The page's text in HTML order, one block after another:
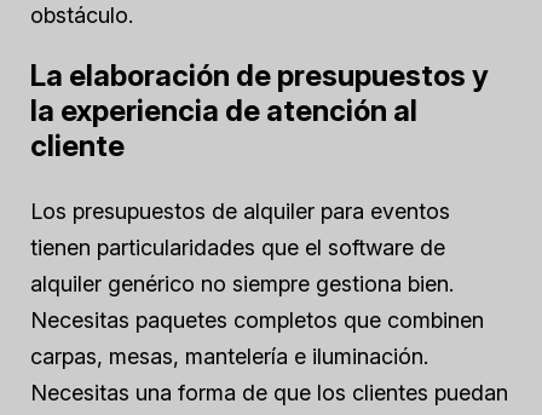
obstáculo.
La elaboración de presupuestos y
la experiencia de atención al
cliente
Los presupuestos de alquiler para eventos
tienen particularidades que el software de
alquiler genérico no siempre gestiona bien.
Necesitas paquetes completos que combinen
carpas, mesas, mantelería e iluminación.
Necesitas una forma de que los clientes puedan